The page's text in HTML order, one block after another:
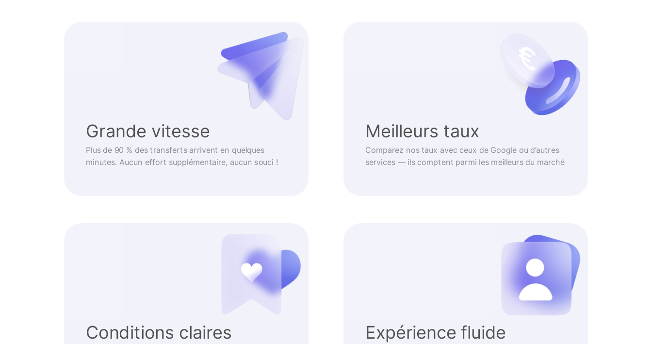
Grande vitesse
Plus de 90 % des transferts arrivent en quelques
minutes. Aucun effort supplémentaire, aucun souci !
Meilleurs taux
Comparez nos taux avec ceux de Google ou d’autres
services — ils comptent parmi les meilleurs du marché
Conditions claires Expérience fluide